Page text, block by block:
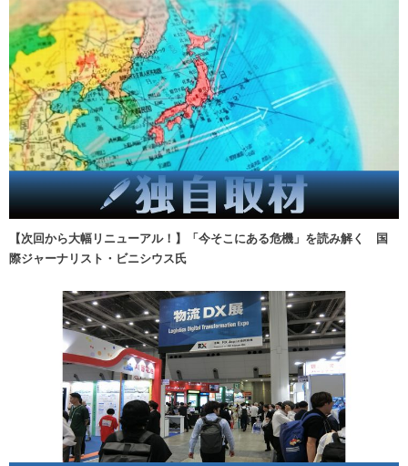
【次回から大幅リニューアル！】「今そこにある危機」を読み解く 国
際ジャーナリスト・ビニシウス氏